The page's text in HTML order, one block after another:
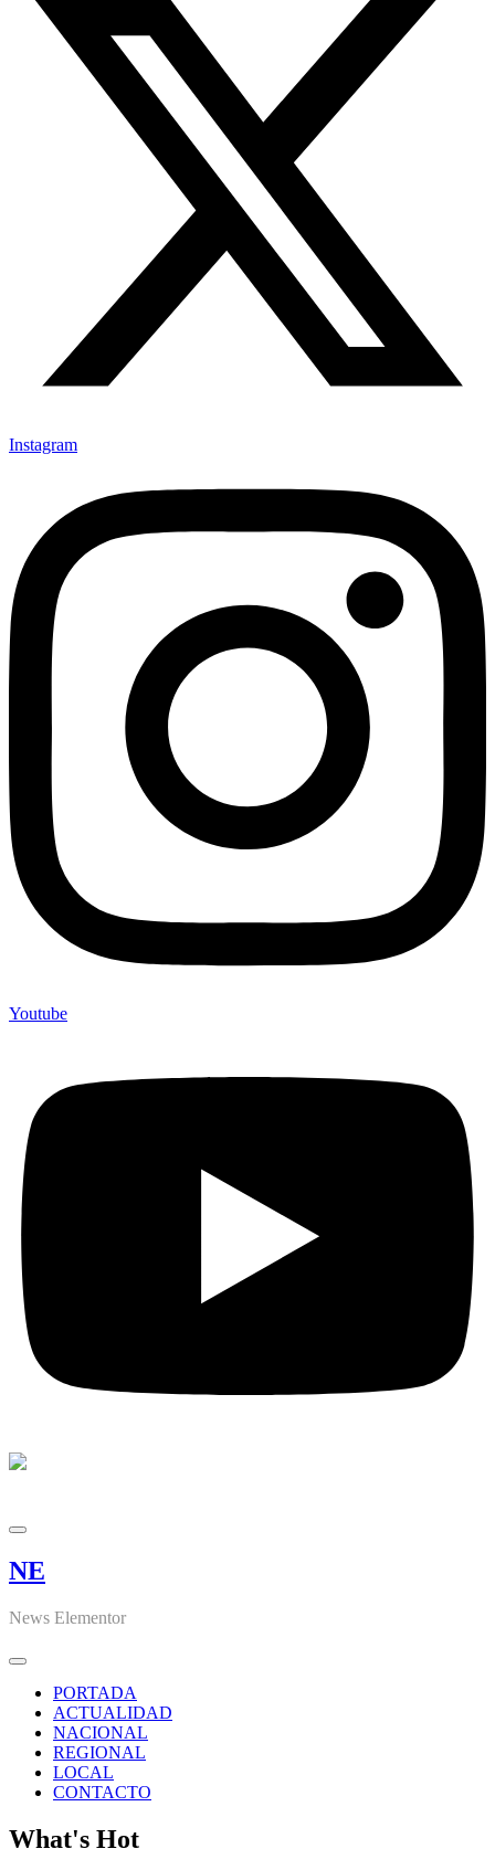
Instagram
Youtube
NE
News Elementor
PORTADA
ACTUALIDAD
NACIONAL
REGIONAL
LOCAL
CONTACTO
What's Hot